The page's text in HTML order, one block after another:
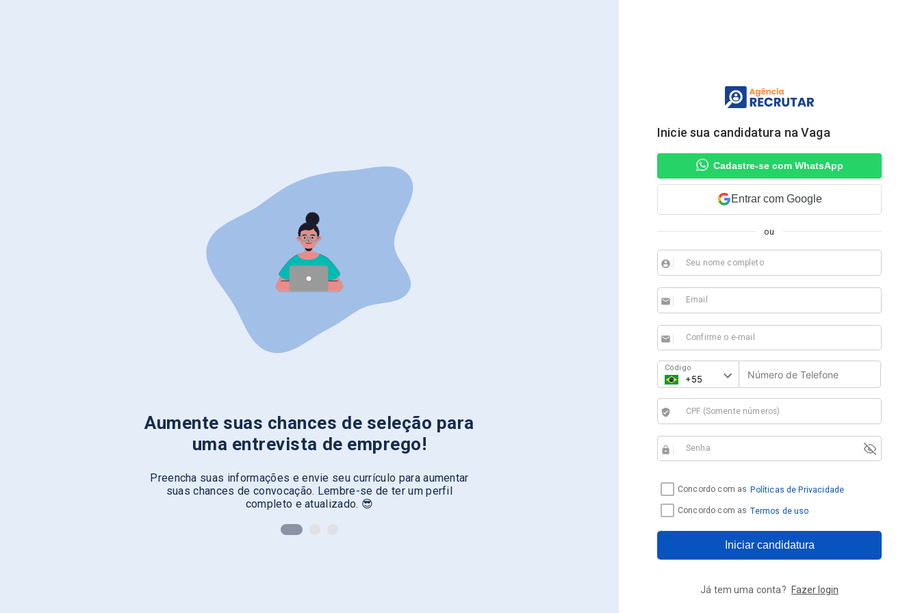
Aumente suas chances de seleção para
uma entrevista de emprego!
Preencha suas informações e envie seu currículo para aumentar
suas chances de convocação. Lembre-se de ter um perfil
completo e atualizado. 😎
Inicie sua candidatura na Vaga
Cadastre-se com WhatsApp
Entrar com Google
ou
Seu nome completo
account_circle
Email
email
Confirme o e-mail
email
Código
CPF (Somente números)
verified_user
Senha
https
Concordo com as Políticas de Privacidade
Concordo com as Termos de uso
Iniciar candidatura
Já tem uma conta? Fazer login